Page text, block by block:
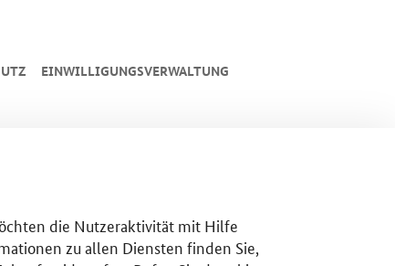
EINWILLIGUNGSVERWALTUNG
die Nutzeraktivität mit Hilfe
zu allen Diensten finden Sie,